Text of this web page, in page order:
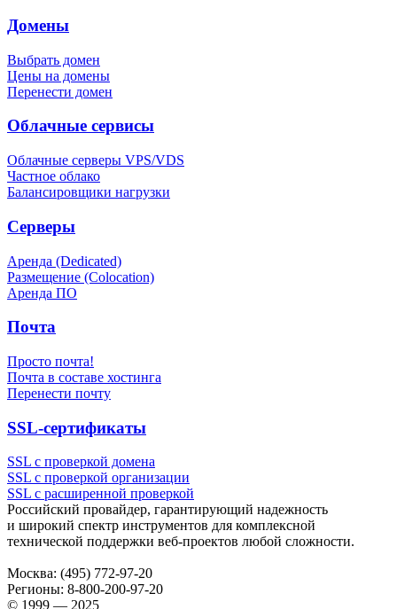
Домены
Выбрать домен
Цены на домены
Перенести домен
Облачные сервисы
Облачные серверы VPS/VDS
Частное облако
Балансировщики нагрузки
Серверы
Аренда (Dedicated)
Размещение (Colocation)
Аренда ПО
Почта
Просто почта!
Почта в составе хостинга
Перенести почту
SSL-сертификаты
SSL с проверкой домена
SSL с проверкой организации
SSL с расширенной проверкой
Российский провайдер, гарантирующий надежность
и широкий спектр инструментов для комплексной
технической поддержки веб-проектов любой сложности.
Москва: (495) 772-97-20
Регионы: 8-800-200-97-20
© 1999 — 2025